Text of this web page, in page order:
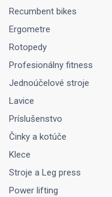
Recumbent bikes
Ergometre
Rotopedy
Profesionálny fitness
Jednoúčelové stroje
Lavice
Príslušenstvo
Činky a kotúče
Klece
Stroje a Leg press
Power lifting